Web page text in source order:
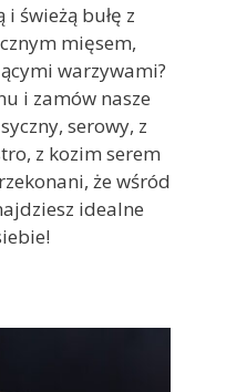
świeżą bułę z
mięsem,
warzywami?
i zamów nasze
serowy, z
z kozim serem
że wśród
idealne